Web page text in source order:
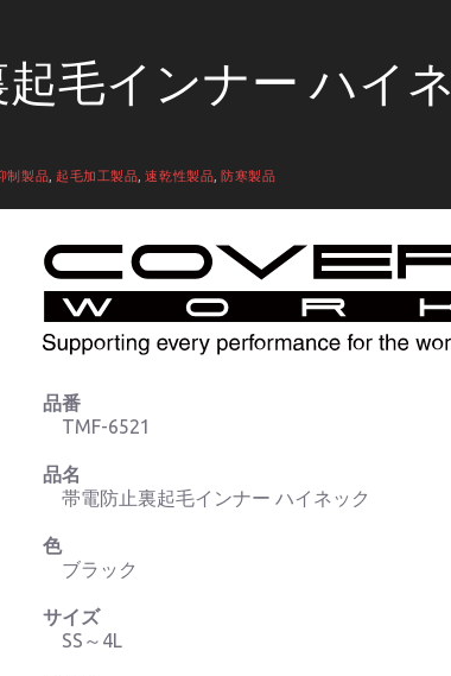
毛インナー ハイネ
制製品 ,起毛加工製品 ,速乾性製品 ,防寒製品
品番
TMF-6521
品名
帯電防止裏起毛インナー ハイネック
色
ブラック
サイズ
SS～4L